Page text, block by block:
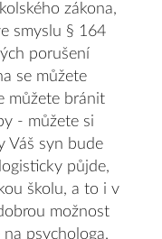
zákona,
smyslu § 164
porušení
se můžete
můžete bránit
- můžete si
Váš syn bude
půjde,
školu, a to i v
možnost
psychologa,